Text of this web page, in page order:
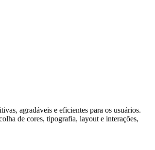
agradáveis e eficientes para os usuários.
de cores, tipografia, layout e interações,